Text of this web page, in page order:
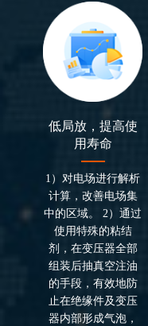
低局放，提高使
用寿命
1）对电场进行解析
计算，改善电场集
中的区域。 2）通过
使用特殊的粘结
剂，在变压器全部
组装后抽真空注油
的手段，有效地防
止在绝缘件及变压
器内部形成气泡，